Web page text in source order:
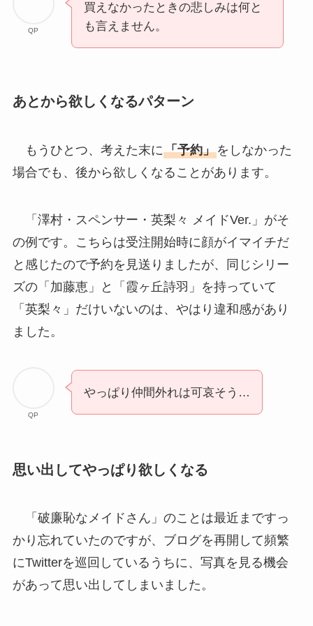
QP
買えなかったときの悲しみは何と
も言えません。
あとから欲しくなるパターン
もうひとつ、考えた末に「予約」をしなかった
場合でも、後から欲しくなることがあります。
「澤村・スペンサー・英梨々 メイドVer.」がそ
の例です。こちらは受注開始時に顔がイマイチだ
と感じたので予約を見送りましたが、同じシリー
ズの「加藤恵」と「霞ヶ丘詩羽」を持っていて
「英梨々」だけいないのは、やはり違和感があり
ました。
QP
やっぱり仲間外れは可哀そう…
思い出してやっぱり欲しくなる
「破廉恥なメイドさん」のことは最近まですっ
かり忘れていたのですが、ブログを再開して頻繁
にTwitterを巡回しているうちに、写真を見る機会
があって思い出してしまいました。